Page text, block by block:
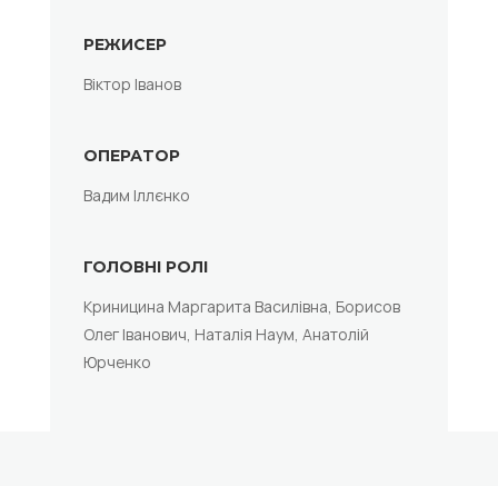
РЕЖИСЕР
Віктор Іванов
ОПЕРАТОР
Вадим Іллєнко
ГОЛОВНІ РОЛІ
Криницина Маргарита Василівна, Борисов
Олег Іванович, Наталія Наум, Анатолій
Юрченко